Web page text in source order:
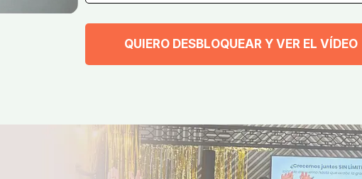
QUIERO DESBLOQUEAR Y VER EL VÍDEO